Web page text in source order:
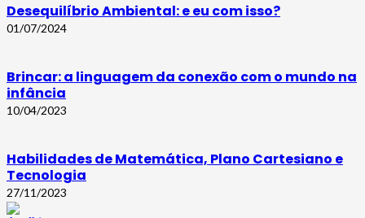
Desequilíbrio Ambiental: e eu com isso?
01/07/2024
Brincar: a linguagem da conexão com o mundo na
infância
10/04/2023
Habilidades de Matemática, Plano Cartesiano e
Tecnologia
27/11/2023